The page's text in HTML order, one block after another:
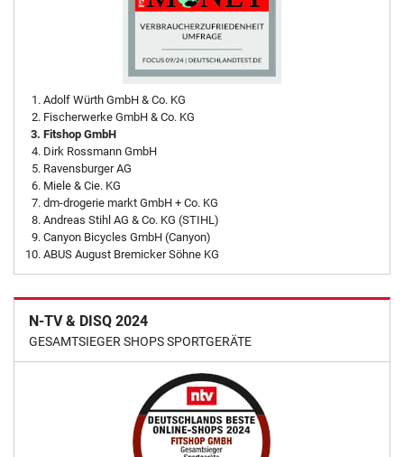
Adolf Würth GmbH & Co. KG
Fischerwerke GmbH & Co. KG
Fitshop GmbH
Dirk Rossmann GmbH
Ravensburger AG
Miele & Cie. KG
dm-drogerie markt GmbH + Co. KG
Andreas Stihl AG & Co. KG (STIHL)
Canyon Bicycles GmbH (Canyon)
ABUS August Bremicker Söhne KG
N-TV & DISQ 2024
GESAMTSIEGER SHOPS SPORTGERÄTE